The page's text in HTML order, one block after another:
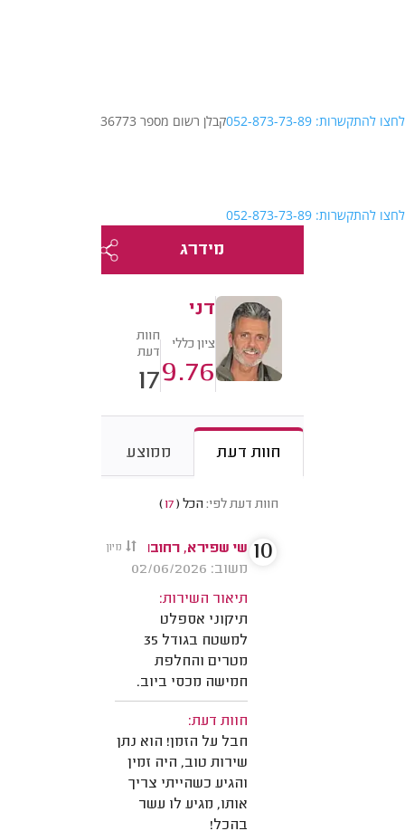
לחצו להתקשרות: 052-873-73-89 קבלן רשום מספר 36773
לחצו להתקשרות: 052-873-73-89